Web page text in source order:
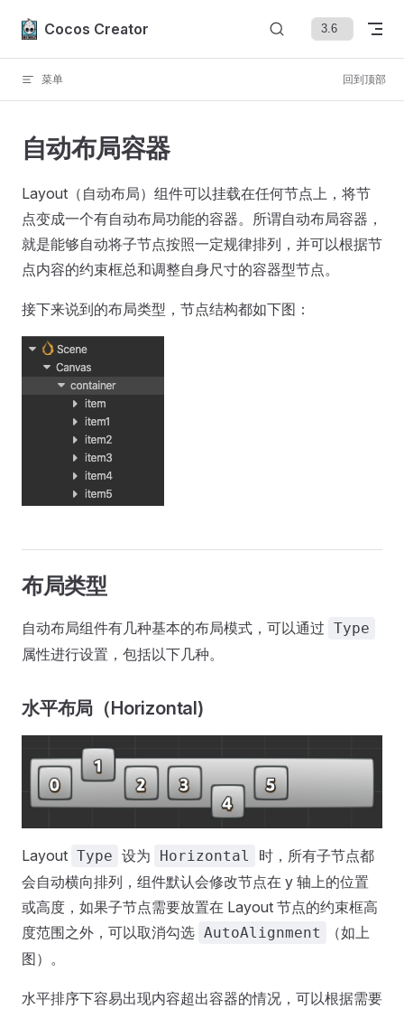
Skip to content
Cocos Creator
菜单 回到顶部
自动布局容器
Layout（自动布局）组件可以挂载在任何节点上，将节
点变成一个有自动布局功能的容器。所谓自动布局容器，
就是能够自动将子节点按照一定规律排列，并可以根据节
点内容的约束框总和调整自身尺寸的容器型节点。
接下来说到的布局类型，节点结构都如下图：
布局类型
自动布局组件有几种基本的布局模式，可以通过 Type
属性进行设置，包括以下几种。
水平布局（Horizontal)
Layout Type 设为 Horizontal
时，所有子节点都
会自动横向排列，组件默认会修改节点在 y 轴上的位置
或高度，如果子节点需要放置在 Layout 节点的约束框高
度范围之外，可以取消勾选 AutoAlignment
（如上
图）。
水平排序下容易出现内容超出容器的情况，可以根据需要